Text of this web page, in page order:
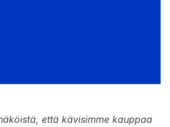
että kävisimme kauppaa